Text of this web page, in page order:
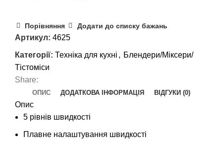
Порівняння Додати до списку бажань
Артикул: 4625
Категорії: Техніка для кухні , Блендери/Міксери/
Тістоміси
Share:
ОПИС ДОДАТКОВА ІНФОРМАЦІЯ ВІДГУКИ (0)
Опис
5 рівнів швидкості
Плавне налаштування швидкості